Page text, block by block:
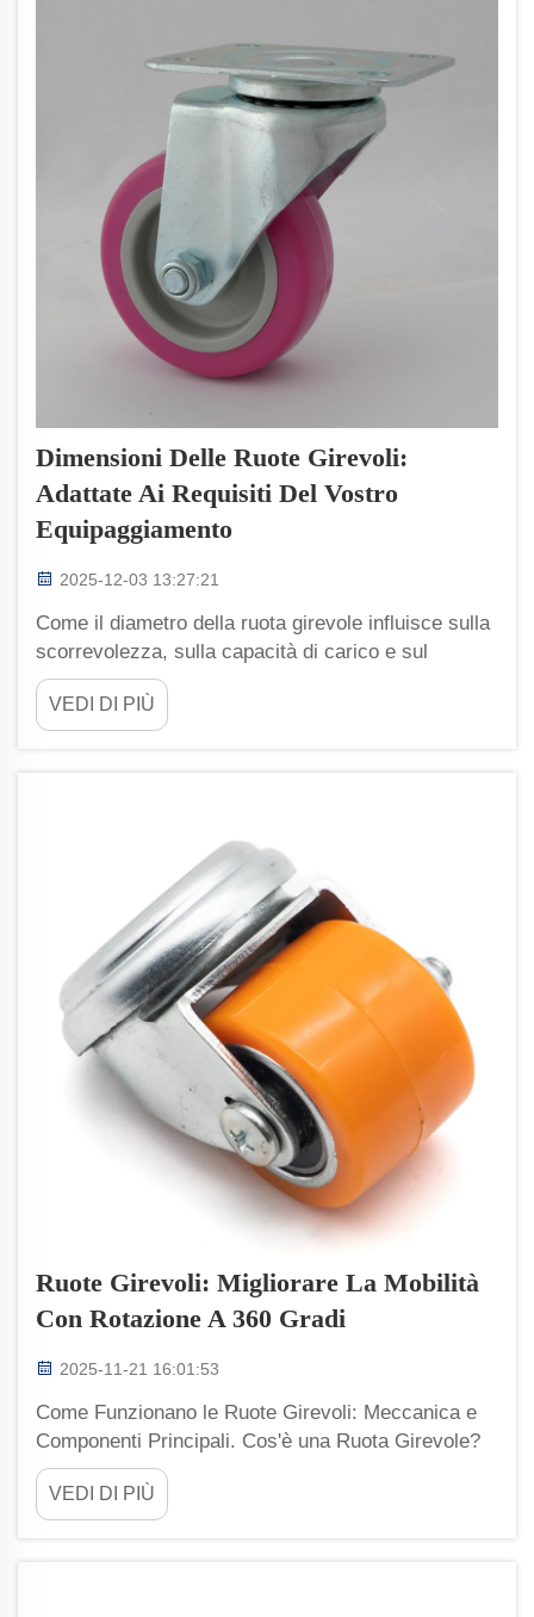
Dimensioni Delle Ruote Girevoli:
Adattate Ai Requisiti Del Vostro
Equipaggiamento
2025-12-03 13:27:21
Come il diametro della ruota girevole influisce sulla
scorrevolezza, sulla capacità di carico e sul
superamento degli ostacoli. Scorrevolezza vs.
Diametro: perché le ruote girevoli da 3" a 8"
soddisfano diverse esigenze di mobilità. La
VEDI DI PIÙ
Ruote Girevoli: Migliorare La Mobilità
Con Rotazione A 360 Gradi
2025-11-21 16:01:53
Come Funzionano le Ruote Girevoli: Meccanica e
Componenti Principali. Cos'è una Ruota Girevole?
Le ruote girevoli sono componenti per la mobilità
dotati di una ruota rotante montata su una forcella
pivotante, che consente un movimento a 360 gradi.
VEDI DI PIÙ